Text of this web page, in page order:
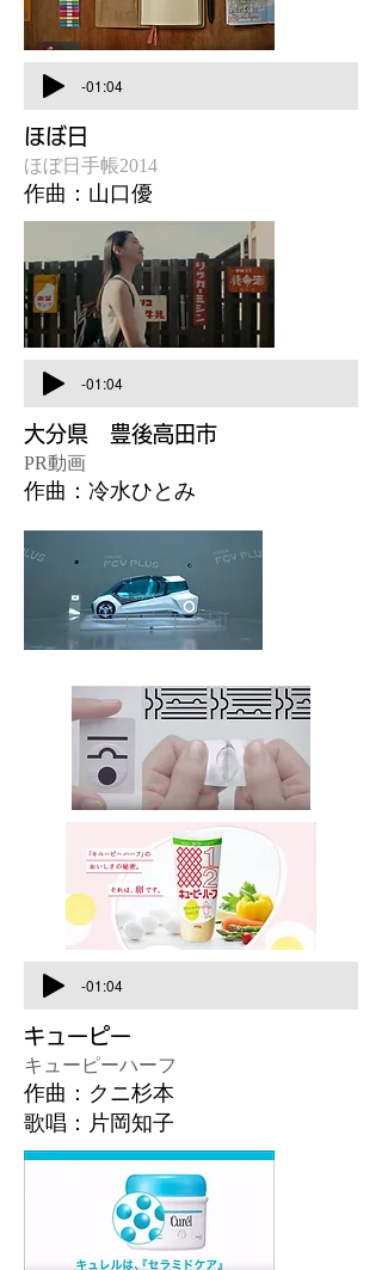
-01:04
ほぼ日
ほぼ日手帳2014
作曲：山口優
-01:04
大分県 豊後高田市
PR動画
作曲：冷水ひとみ
-01:04
キューピー
キューピーハーフ
作曲：クニ杉本
歌唱：片岡知子